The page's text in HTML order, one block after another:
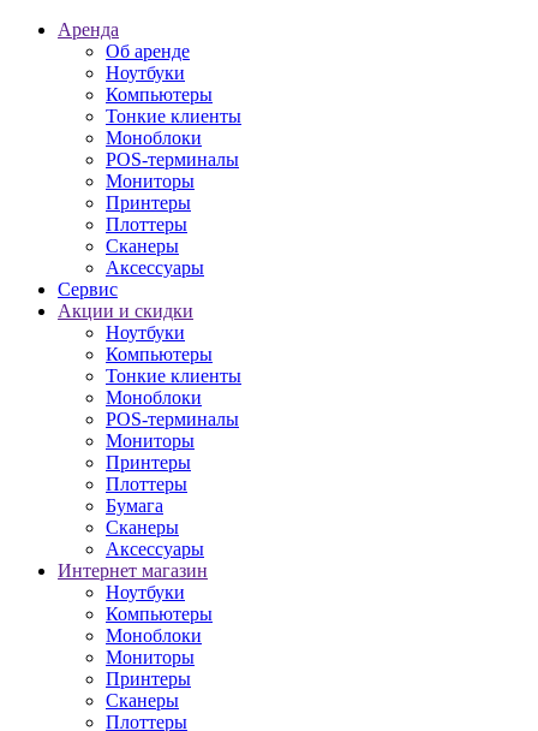
Аренда
Об аренде
Ноутбуки
Компьютеры
Тонкие клиенты
Моноблоки
POS-терминалы
Мониторы
Принтеры
Плоттеры
Сканеры
Аксессуары
Сервис
Акции и скидки
Ноутбуки
Компьютеры
Тонкие клиенты
Моноблоки
POS-терминалы
Мониторы
Принтеры
Плоттеры
Бумага
Сканеры
Аксессуары
Интернет магазин
Ноутбуки
Компьютеры
Моноблоки
Мониторы
Принтеры
Сканеры
Плоттеры